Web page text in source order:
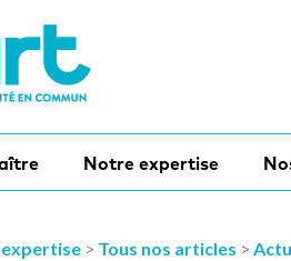
Notre expertise
> Tous nos articles >